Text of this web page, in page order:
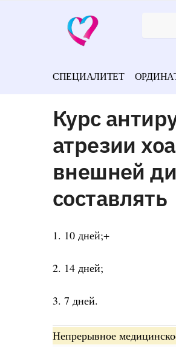
СПЕЦИАЛИТЕТ
Курс
атрезии
внешней
составлять
1. 10 дней;+
2. 14 дней;
3. 7 дней.
Непрерывное